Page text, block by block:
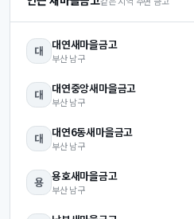
대 대연새마을금고
부산 남구
대 대연중앙새마을금고
부산 남구
대 대연6동새마을금고
부산 남구
용 용호새마을금고
부산 남구